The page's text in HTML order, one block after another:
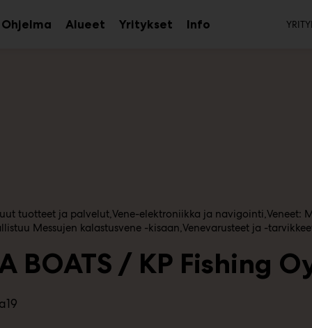
Ohjelma AlueetAvaaYrityksetAvaaInfoAvaa
tuotteet ja palvelutVene-elektroniikka ja navigointi Veneet:
Messujen kalastusvene -kisaan Venevarusteet ja -
BOATS / KP Fishing